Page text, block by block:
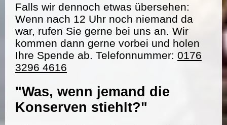
Falls wir dennoch etwas übersehen:
Wenn nach 12 Uhr noch niemand da
war, rufen Sie gerne bei uns an. Wir
kommen dann gerne vorbei und holen
Ihre Spende ab. Telefonnummer: 0176
3296 4616
"Was, wenn jemand die
Konserven stiehlt?"